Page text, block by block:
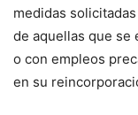
medidas
de aquellas que se
o con empleos
en su